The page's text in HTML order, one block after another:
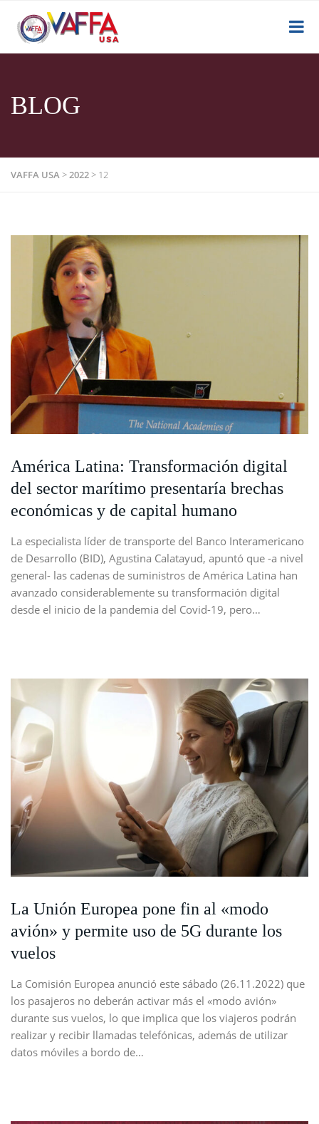
BLOG
VAFFA USA>2022> 12
América Latina: Transformación digital
del sector marítimo presentaría brechas
económicas y de capital humano
La especialista líder de transporte del Banco Interamericano
de Desarrollo (BID), Agustina Calatayud, apuntó que -a nivel
general- las cadenas de suministros de América Latina han
avanzado considerablemente su transformación digital
desde el inicio de la pandemia del Covid-19, pero…
La Unión Europea pone fin al «modo
avión» y permite uso de 5G durante los
vuelos
La Comisión Europea anunció este sábado (26.11.2022) que
los pasajeros no deberán activar más el «modo avión»
durante sus vuelos, lo que implica que los viajeros podrán
realizar y recibir llamadas telefónicas, además de utilizar
datos móviles a bordo de…